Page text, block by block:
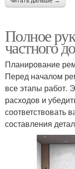
Полное
частного
Планирование
Перед началом
все этапы работ.
расходов и
соответствовать
составления